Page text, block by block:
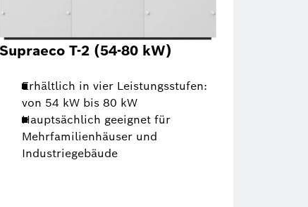
Supraeco T-2 (54-80 kW)
Erhältlich in vier Leistungsstufen:
von 54 kW bis 80 kW
Hauptsächlich geeignet für
Mehrfamilienhäuser und
Industriegebäude